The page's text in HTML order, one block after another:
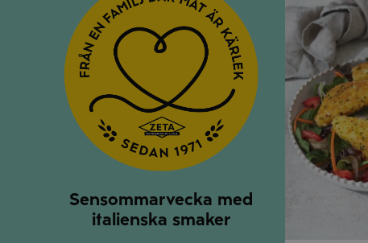
Sensommarvecka med
italienska smaker